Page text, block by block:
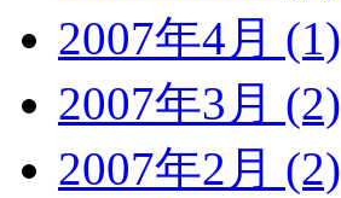
2007年4月 (1)
2007年3月 (2)
2007年2月 (2)